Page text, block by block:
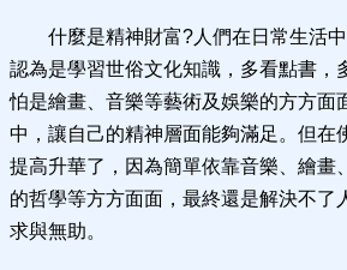
什麼是精神財富?人們在日常生活
認為是學習世俗文化知識，多看點書，
怕是繪畫、音樂等藝術及娛樂的方方面
中，讓自己的精神層面能夠滿足。但在
提高升華了，因為簡單依靠音樂、繪畫
的哲學等方方面面，最終還是解決不了
求與無助。